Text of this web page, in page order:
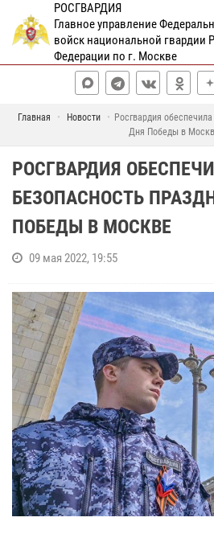
РОСГВАРДИЯ
Главное управление
войск национальной гвардии
Федерации по г. Москве
Главная Новости
Росгвардия
Дня Победы в
РОСГВАРДИЯ
БЕЗОПАСНОСТЬ
ПОБЕДЫ В МОСКВЕ
09 мая 2022, 19:55